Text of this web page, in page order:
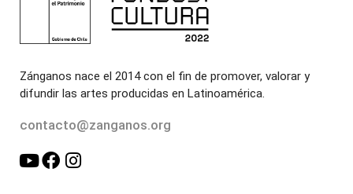
Zánganos nace el 2014 con el fin de promover, valorar y
difundir las artes producidas en Latinoamérica.
contacto@zanganos.org